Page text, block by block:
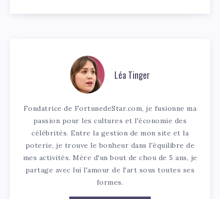
Léa Tinger
Fondatrice de FortunedeStar.com, je fusionne ma
passion pour les cultures et l'économie des
célébrités. Entre la gestion de mon site et la
poterie, je trouve le bonheur dans l'équilibre de
mes activités. Mère d'un bout de chou de 5 ans, je
partage avec lui l'amour de l'art sous toutes ses
formes.